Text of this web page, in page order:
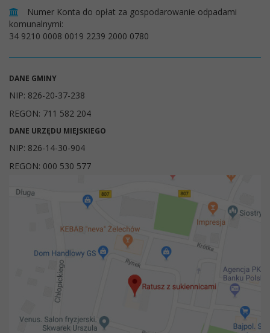
Numer Konta do opłat za gospodarowanie odpadami
komunalnymi:
34 9210 0008 0019 2239 2000 0780
DANE GMINY
NIP: 826-20-37-238
REGON: 711 582 204
DANE URZĘDU MIEJSKIEGO
NIP: 826-14-30-904
REGON: 000 530 577